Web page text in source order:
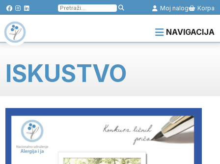
Pretraga
za:
Moj nalog Korpa
NAVIGACIJA
ISKUSTVO